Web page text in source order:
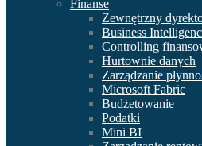
Finanse
Zewnętrzny
Business
Controlling
Hurtownie danych
Zarządzanie
Microsoft Fabric
Budżetowanie
Podatki
Mini BI